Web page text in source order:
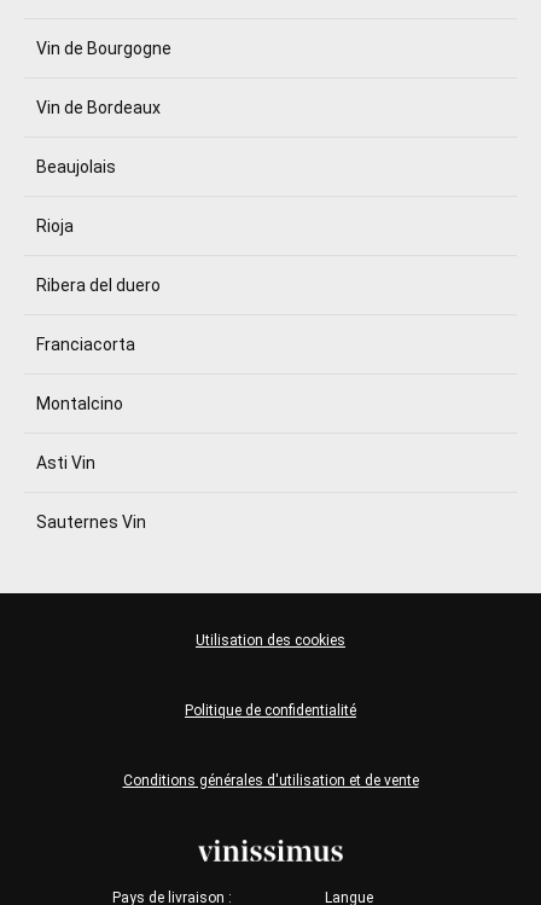
Vin de Bourgogne
Vin de Bordeaux
Beaujolais
Rioja
Ribera del duero
Franciacorta
Montalcino
Asti Vin
Sauternes Vin
Pays de livraison : Langue
Conditions générales d'utilisation et de vente
Politique de confidentialité
Utilisation des cookies